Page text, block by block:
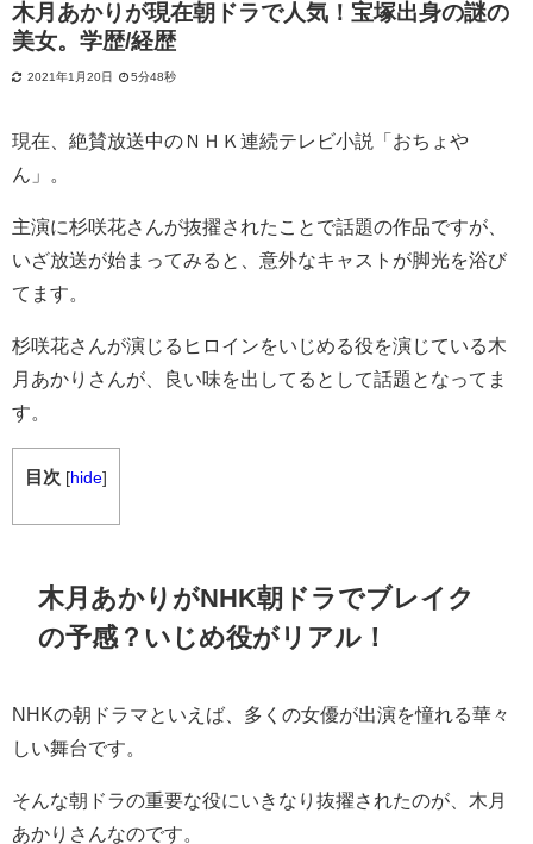
木月あかりが現在朝ドラで人気！宝塚出身の謎の
美女。学歴/経歴
2021年1月20日 5分48秒
現在、絶賛放送中のＮＨＫ連続テレビ小説「おちょや
ん」。
主演に杉咲花さんが抜擢されたことで話題の作品ですが、
いざ放送が始まってみると、意外なキャストが脚光を浴び
てます。
杉咲花さんが演じるヒロインをいじめる役を演じている木
月あかりさんが、良い味を出してるとして話題となってま
す。
目次 [hide]
木月あかりがNHK朝ドラでブレイク
の予感？いじめ役がリアル！
NHKの朝ドラマといえば、多くの女優が出演を憧れる華々
しい舞台です。
そんな朝ドラの重要な役にいきなり抜擢されたのが、木月
あかりさんなのです。